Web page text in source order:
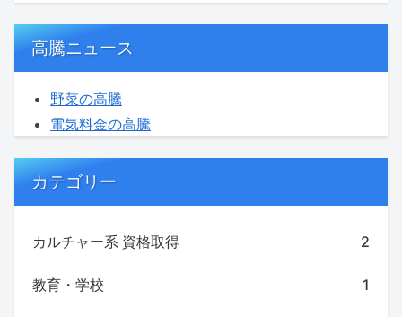
高騰ニュース
野菜の高騰
電気料金の高騰
カテゴリー
カルチャー系 資格取得 2
教育・学校 1